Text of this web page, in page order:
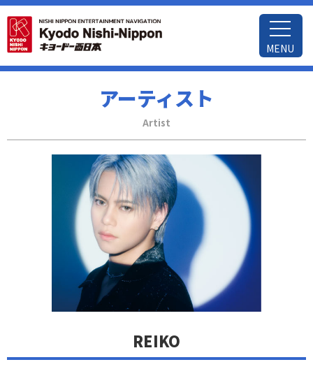
MENU
アーティスト
Artist
REIKO